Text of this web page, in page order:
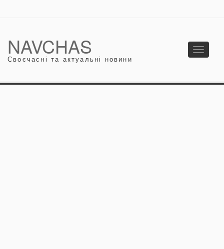
NAVCHAS
Своєчасні та актуальні новини
Toggle